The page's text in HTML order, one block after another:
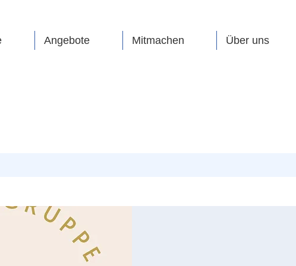
Angebote Mitmachen Über uns